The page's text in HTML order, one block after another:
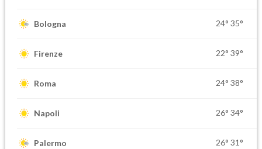
Bologna 24° 35°
Firenze 22° 39°
Roma 24° 38°
Napoli 26° 34°
Palermo 26° 31°